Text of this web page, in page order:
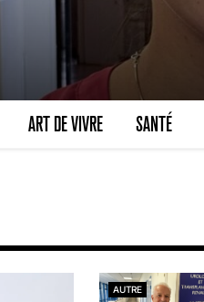
ART DE VIVRE SANTÉ
AUTRE